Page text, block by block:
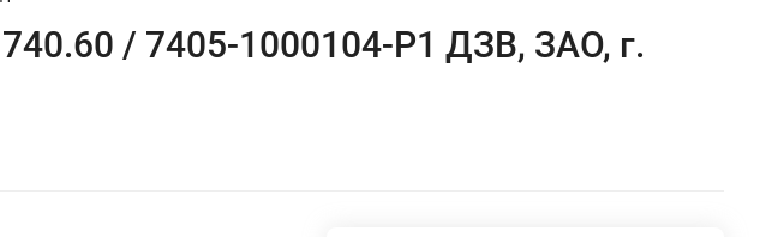
/ 7405-1000104-Р1 ДЗВ, ЗАО, г.